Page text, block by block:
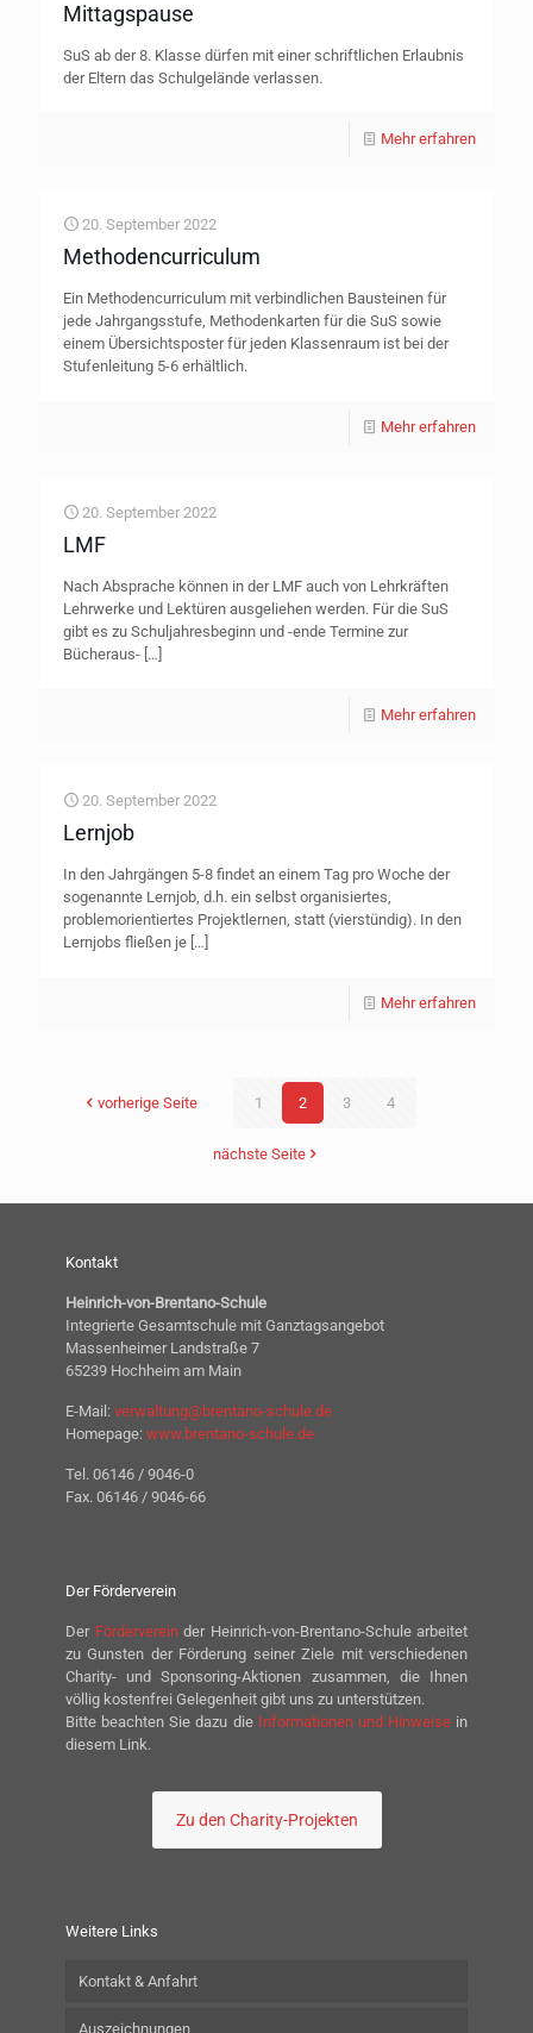
Mittagspause
SuS ab der 8. Klasse dürfen mit einer schriftlichen Erlaubnis
der Eltern das Schulgelände verlassen.
Mehr erfahren
20. September 2022
Methodencurriculum
Ein Methodencurriculum mit verbindlichen Bausteinen für
jede Jahrgangsstufe, Methodenkarten für die SuS sowie
einem Übersichtsposter für jeden Klassenraum ist bei der
Stufenleitung 5-6 erhältlich.
Mehr erfahren
20. September 2022
LMF
Nach Absprache können in der LMF auch von Lehrkräften
Lehrwerke und Lektüren ausgeliehen werden. Für die SuS
gibt es zu Schuljahresbeginn und -ende Termine zur
Bücheraus- […]
Mehr erfahren
20. September 2022
Lernjob
In den Jahrgängen 5-8 findet an einem Tag pro Woche der
sogenannte Lernjob, d.h. ein selbst organisiertes,
problemorientiertes Projektlernen, statt (vierstündig). In den
Lernjobs fließen je […]
Mehr erfahren
vorherige Seite 1 2 3 4
nächste Seite
Kontakt
Heinrich-von-Brentano-Schule
Integrierte Gesamtschule mit Ganztagsangebot
Massenheimer Landstraße 7
65239 Hochheim am Main
E-Mail: verwaltung@brentano-schule.de
Homepage: www.brentano-schule.de
Tel. 06146 / 9046-0
Fax. 06146 / 9046-66
Der Förderverein
Der Fördervereinder Heinrich-von-Brentano-Schule arbeitet
zu Gunsten der Förderung seiner Ziele mit verschiedenen
Charity- und Sponsoring-Aktionen zusammen, die Ihnen
völlig kostenfrei Gelegenheit gibt uns zu unterstützen.
Bitte beachten Sie dazu die Informationen und Hinweisein
diesem Link.
Zu den Charity-Projekten
Weitere Links
Kontakt & Anfahrt
Auszeichnungen